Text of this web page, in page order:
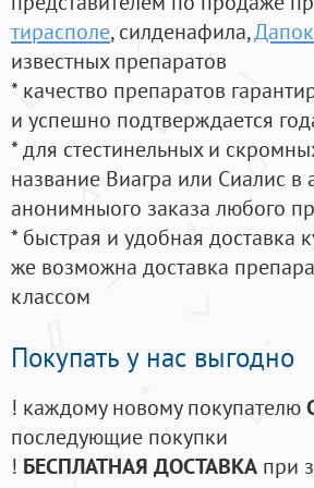
тирасполе, силденафила,
известных препаратов
* качество препаратов
и успешно подтверждается
* для стестинельных и
название Виагра или Сиалис в
анонимныого заказа любого
* быстрая и удобная доставка
же возможна доставка
классом
Покупать у нас выгодно
! каждому новому покупателю
последующие покупки
! БЕСПЛАТНАЯ ДОСТАВКА при